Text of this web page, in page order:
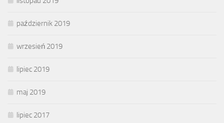
październik 2019
wrzesień 2019
lipiec 2019
maj 2019
lipiec 2017